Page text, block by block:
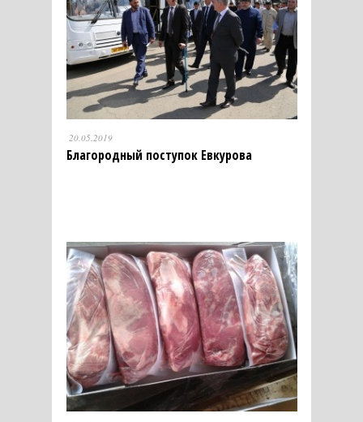
20.05.2019
Благородный поступок Евкурова